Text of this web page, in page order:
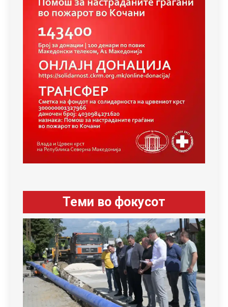
Теми во фокусот